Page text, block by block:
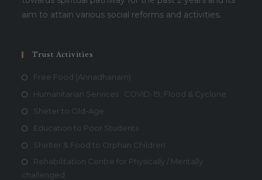
aim to attain various social reforms and activities.
Trust Activities
Free Food (Annadhanam)
Humanitarian Services : COVID-19, Flood & Cyclone
Sheter to Old-Age
Education to Poor Students
Shelter & Food to Orphan Children
Rehabilitation Centre for Physically / Mentally
challenged